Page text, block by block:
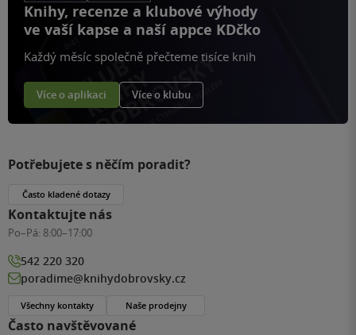
Knihy, recenze a klubové výhody
ve vaší kapse a naší appce KDčko
Každý měsíc společně přečteme tisíce knih
Více o aplikaci Více o klubu
Často navštěvované
Potřebujete s něčím poradit?
Často kladené dotazy
Kontaktujte nás
Po–Pá: 8:00–17:00
542 220 320
poradime@knihydobrovsky.cz
Všechny kontakty Naše prodejny